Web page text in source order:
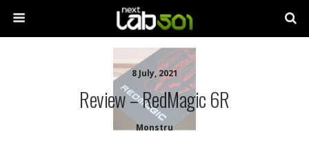
8 July, 2021
Review – RedMagic 6R
Monstru